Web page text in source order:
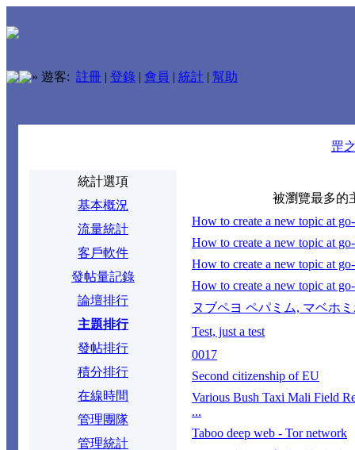
» 遊客: 註冊 | 登錄 | 會員 | 統計 | 幫助
罡
統計選項
基本概況
流量統計
客戶軟件
發帖量記錄
論壇排行
主題排行
發帖排行
積分排行
在線時間
管理團隊
管理統計
被瀏覽最多的
How to create a new topic at
How to create a new topic at
How to create a new topic at
How to create a new topic at
ヌブペヨ ペパミム, マベホ
Test, just a test
0017
Second citizenship of EU
Various Bush Taxi Mali Field
...
Taboo deep web - Tor network